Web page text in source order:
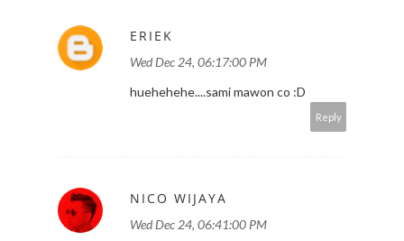
ERIEK
Wed Dec 24, 06:17:00 PM
huehehehe....sami mawon co :D
Reply
NICO WIJAYA
Wed Dec 24, 06:41:00 PM